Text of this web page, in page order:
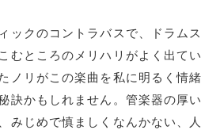
ックのコントラバスで、ドラムス
むところのメリハリがよく出てい
ノリがこの楽曲を私に明るく情緒
訣かもしれません。管楽器の厚い
みじめで慎ましくなんかない、人